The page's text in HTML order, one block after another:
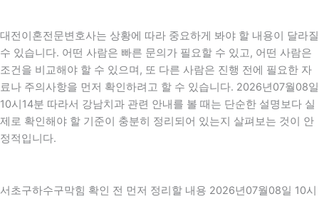
대전이혼전문변호사는 상황에 따라 중요하게 봐야 할 내용이 달라질
수 있습니다. 어떤 사람은 빠른 문의가 필요할 수 있고, 어떤 사람은
조건을 비교해야 할 수 있으며, 또 다른 사람은 진행 전에 필요한 자
료나 주의사항을 먼저 확인하려고 할 수 있습니다. 2026년07월08일
10시14분 따라서 강남치과 관련 안내를 볼 때는 단순한 설명보다 실
제로 확인해야 할 기준이 충분히 정리되어 있는지 살펴보는 것이 안
정적입니다.
서초구하수구막힘 확인 전 먼저 정리할 내용 2026년07월08일 10시